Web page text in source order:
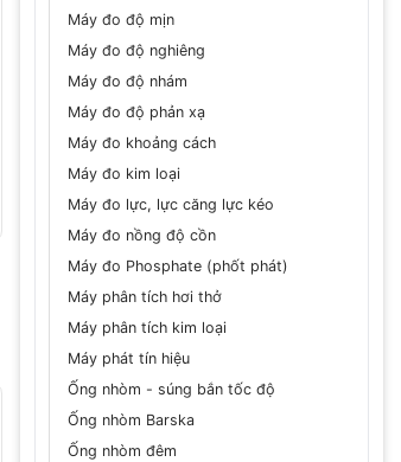
Máy đo độ mịn
Máy đo độ nghiêng
Máy đo độ nhám
Máy đo độ phản xạ
Máy đo khoảng cách
Máy đo kim loại
Máy đo lực, lực căng lực kéo
Máy đo nồng độ cồn
Máy đo Phosphate (phốt phát)
Máy phân tích hơi thở
Máy phân tích kim loại
Máy phát tín hiệu
Ống nhòm - súng bắn tốc độ
Ống nhòm Barska
Ống nhòm đêm